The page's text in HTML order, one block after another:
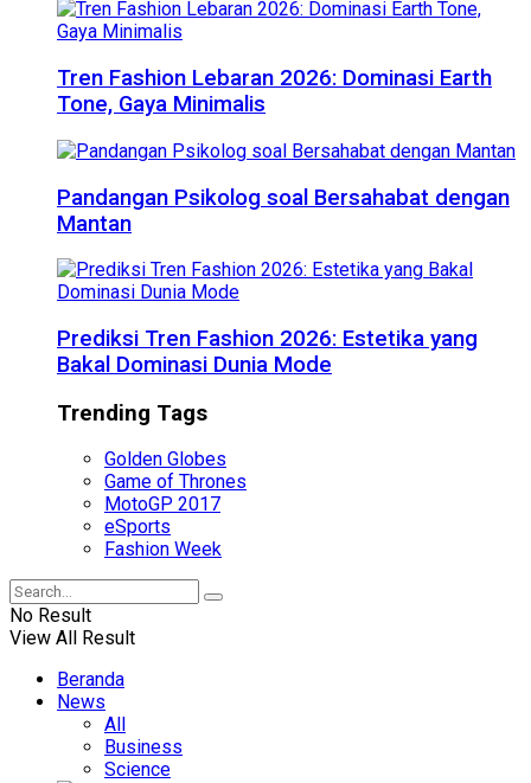
Tren Fashion Lebaran 2026: Dominasi Earth
Tone, Gaya Minimalis
Pandangan Psikolog soal Bersahabat dengan
Mantan
Prediksi Tren Fashion 2026: Estetika yang
Bakal Dominasi Dunia Mode
Trending Tags
Golden Globes
Game of Thrones
MotoGP 2017
eSports
Fashion Week
No Result
View All Result
Beranda
News
All
Business
Science